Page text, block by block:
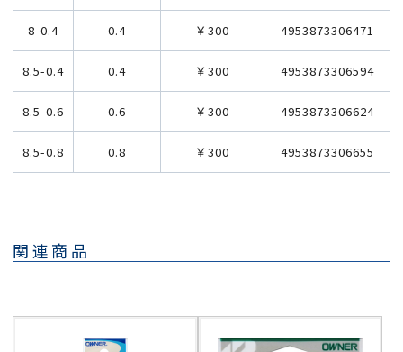
8-0.4 0.4 ￥300 4953873306471
8.5-0.4 0.4 ￥300 4953873306594
8.5-0.6 0.6 ￥300 4953873306624
8.5-0.8 0.8 ￥300 4953873306655
関連商品